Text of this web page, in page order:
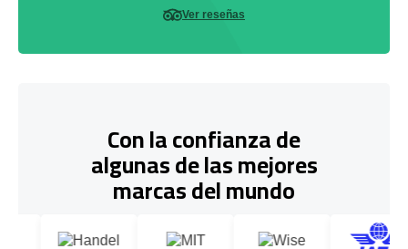
Ver reseñas
Con la confianza de
algunas de las mejores
marcas del mundo